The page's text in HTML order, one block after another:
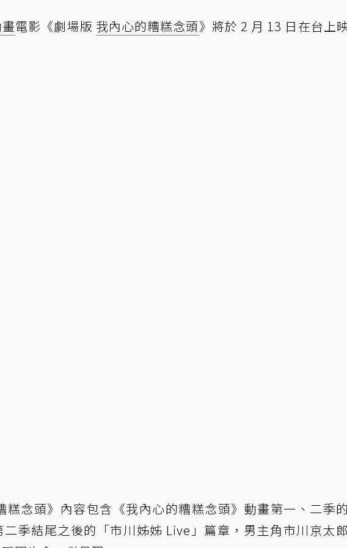
電影《劇場版 我內心的糟糕念頭》將於 2 月 13 日在台上
糕念頭》內容包含《我內心的糟糕念頭》動畫第一、二季
季結尾之後的「市川姊姊 Live」篇章，男主角市川京太